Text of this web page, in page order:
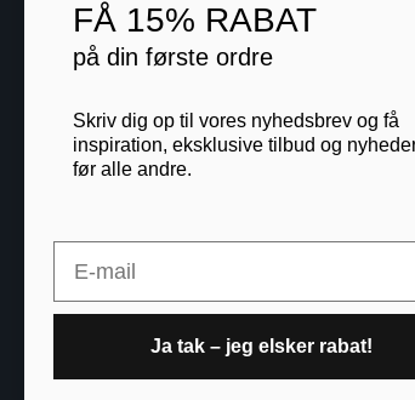
Kontakt
B2B
FÅ 15% RABAT
på din første ordre
Skriv dig op til vores nyhedsbrev og få
inspiration, eksklusive tilbud og
før alle andre.
Ja tak – jeg elsker rabat!